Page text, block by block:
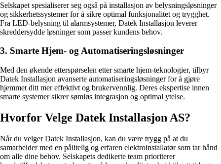
Selskapet spesialiserer seg også på installasjon av belysningsløsninger
og sikkerhetssystemer for å sikre optimal funksjonalitet og trygghet.
Fra LED-belysning til alarmsystemer, Datek Installasjon leverer
skreddersydde løsninger som passer kundens behov.
3. Smarte Hjem- og Automatiseringsløsninger
Med den økende etterspørselen etter smarte hjem-teknologier, tilbyr
Datek Installasjon avanserte automatiseringsløsninger for å gjøre
hjemmet ditt mer effektivt og brukervennlig. Deres ekspertise innen
smarte systemer sikrer sømløs integrasjon og optimal ytelse.
Hvorfor Velge Datek Installasjon AS?
Når du velger Datek Installasjon, kan du være trygg på at du
samarbeider med en pålitelig og erfaren elektroinstallatør som tar hånd
om alle dine behov. Selskapets dedikerte team prioriterer